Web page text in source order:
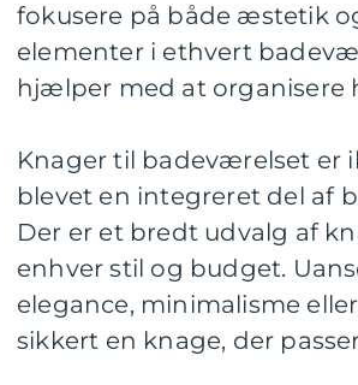
fokusere på både æstetik
elementer i ethvert
hjælper med at organisere
Knager til badeværelset er
blevet en integreret del af
Der er et bredt udvalg af
enhver stil og budget.
elegance, minimalisme
sikkert en knage, der